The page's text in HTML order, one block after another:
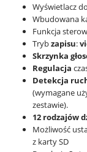
Wyświetlacz
Wbudowana
Funkcja
Trybzapisu:
Skrzynka
Regulacja
Detekcja
(wymagane
zestawie).
12 rodzajów
Możliwość
z karty SD